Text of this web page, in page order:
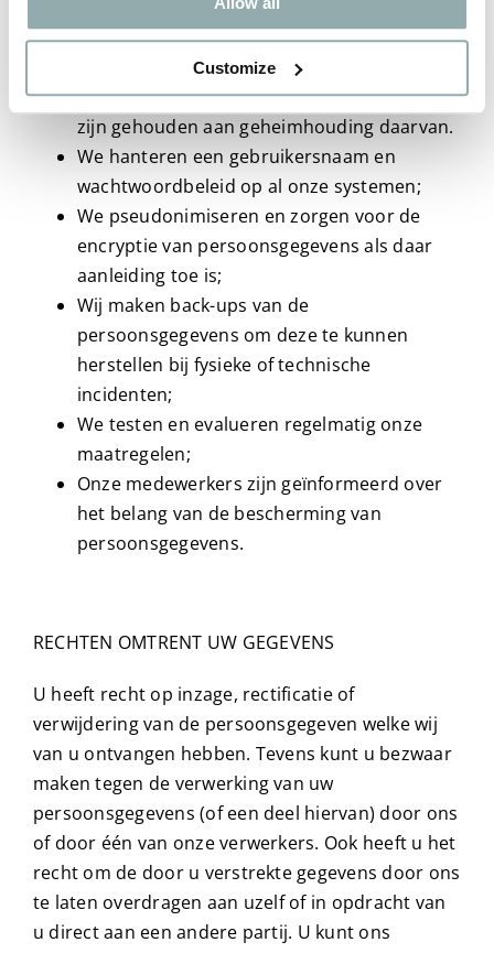
Customize
bijvoorbeeld de volgende maatregelen genomen;
Alle personen die namens HM Care Products
BV van uw gegevens kennis kunnen nemen,
zijn gehouden aan geheimhouding daarvan.
We hanteren een gebruikersnaam en
wachtwoordbeleid op al onze systemen;
We pseudonimiseren en zorgen voor de
encryptie van persoonsgegevens als daar
aanleiding toe is;
Wij maken back-ups van de
persoonsgegevens om deze te kunnen
herstellen bij fysieke of technische
incidenten;
We testen en evalueren regelmatig onze
maatregelen;
Onze medewerkers zijn geïnformeerd over
het belang van de bescherming van
persoonsgegevens.
RECHTEN OMTRENT UW GEGEVENS
U heeft recht op inzage, rectificatie of
verwijdering van de persoonsgegeven welke wij
van u ontvangen hebben. Tevens kunt u bezwaar
maken tegen de verwerking van uw
persoonsgegevens (of een deel hiervan) door ons
of door één van onze verwerkers. Ook heeft u het
recht om de door u verstrekte gegevens door ons
te laten overdragen aan uzelf of in opdracht van
u direct aan een andere partij. U kunt ons